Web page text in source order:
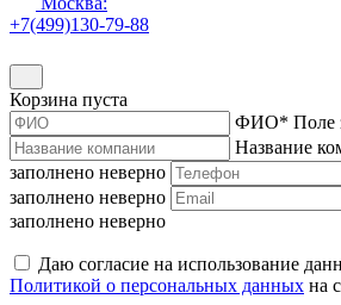
+7(499)130-79-88
Корзина пуста
ФИО* Поле
Название
заполнено неверно
заполнено неверно
заполнено неверно
Даю согласие на использование
Политикой о персональных данных на